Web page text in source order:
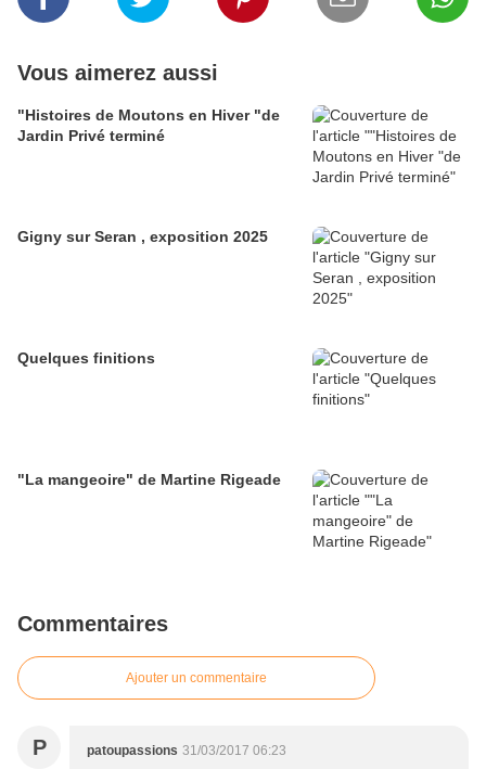
Vous aimerez aussi
"Histoires de Moutons en Hiver "de
Jardin Privé terminé
Gigny sur Seran , exposition 2025
Quelques finitions
"La mangeoire" de Martine Rigeade
Commentaires
Ajouter un commentaire
P patoupassions 31/03/2017 06:23